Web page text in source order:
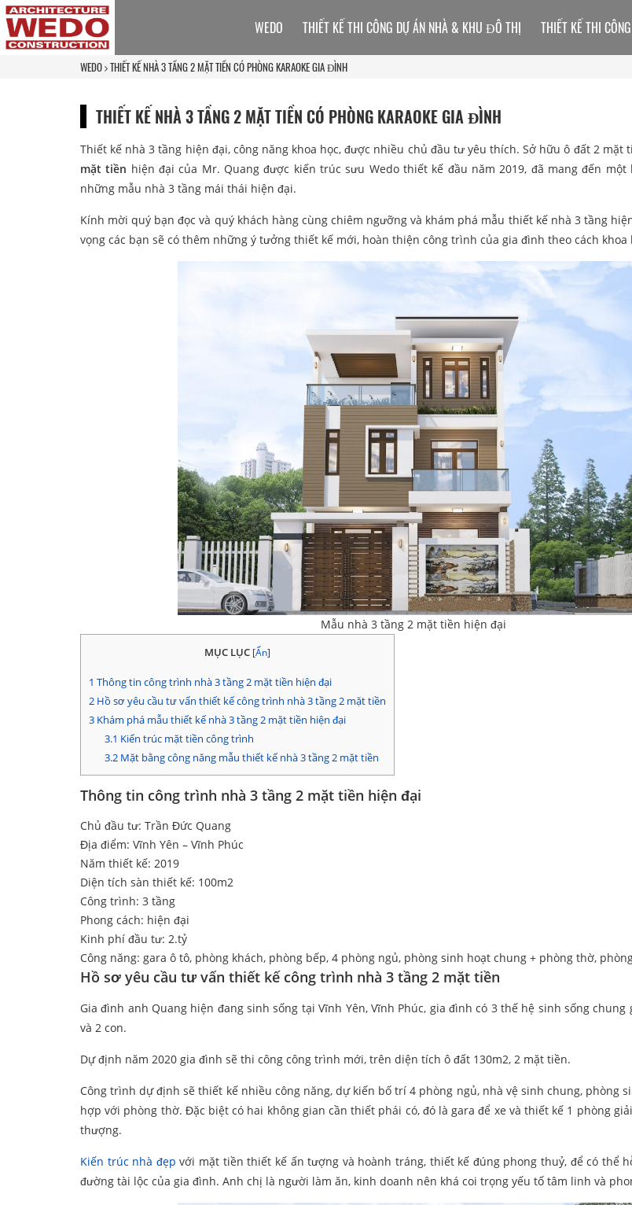
WEDO THIẾT KẾ NHÀ 3 TẦNG 2 MẶT TIỀN CÓ PHÒNG KARAOKE GIA ĐÌNH
THIẾT KẾ NHÀ 3 TẦNG 2 MẶT TIỀN CÓ PHÒNG KARAOKE GIA ĐÌNH
Thiết kế nhà 3 tầng hiện đại, công năng khoa học, được nhiều chủ đầu tư yêu thích. Sở hữu ô đất 2 mặt
mặt tiền hiện đại của Mr. Quang được kiến trúc sưu Wedo thiết kế đầu năm 2019, đã mang đến
những mẫu nhà 3 tầng mái thái hiện đại.
Kính mời quý bạn đọc và quý khách hàng cùng chiêm ngưỡng và khám phá mẫu thiết kế nhà 3 tầng
vọng các bạn sẽ có thêm những ý tưởng thiết kế mới, hoàn thiện công trình của gia đình theo cách khoa
Mẫu nhà 3 tầng 2 mặt tiền hiện đại
MỤC LỤC [Ẩn]
1 Thông tin công trình nhà 3 tầng 2 mặt tiền hiện đại
2 Hồ sơ yêu cầu tư vấn thiết kế công trình nhà 3 tầng 2 mặt tiền
3 Khám phá mẫu thiết kế nhà 3 tầng 2 mặt tiền hiện đại
3.1 Kiến trúc mặt tiền công trình
3.2Mặt bằng công năng mẫu thiết kế nhà 3 tầng 2 mặt tiền
Thông tin công trình nhà 3 tầng 2 mặt tiền hiện đại
Chủ đầu tư: Trần Đức Quang
Địa điểm: Vĩnh Yên – Vĩnh Phúc
Năm thiết kế: 2019
Diện tích sàn thiết kế: 100m2
Công trình: 3 tầng
Phong cách: hiện đại
Kinh phí đầu tư: 2.tỷ
Công năng: gara ô tô, phòng khách, phòng bếp, 4 phòng ngủ, phòng sinh hoạt chung + phòng thờ,
Hồ sơ yêu cầu tư vấn thiết kế công trình nhà 3 tầng 2 mặt tiền
Gia đình anh Quang hiện đang sinh sống tại Vĩnh Yên, Vĩnh Phúc, gia đình có 3 thế hệ sinh sống chung
và 2 con.
Dự định năm 2020 gia đình sẽ thi công công trình mới, trên diện tích ô đất 130m2, 2 mặt tiền.
Công trình dự định sẽ thiết kế nhiều công năng, dự kiến bố trí 4 phòng ngủ, nhà vệ sinh chung, phòng
hợp với phòng thờ. Đặc biệt có hai không gian cần thiết phái có, đó là gara để xe và thiết kế 1 phòng
thượng.
Kiến trúc nhà đẹp với mặt tiền thiết kế ấn tượng và hoành tráng, thiết kế đúng phong thuỷ, để có thể
đường tài lộc của gia đình. Anh chị là người làm ăn, kinh doanh nên khá coi trọng yếu tố tâm linh và
WEDO THIẾT KẾ THI CÔNG DỰ ÁN NHÀ & KHU ĐÔ THỊ THIẾT KẾ THI